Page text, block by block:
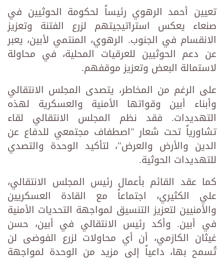
تعيين أحمد الرهوي رئيساً لحكومة الحوثيين في
صنعاء يعكس استراتيجيتهم لزرع الفتنة وتعزيز
الانقسام في الجنوب. الرهوي، المنتمي لأبين، يعبر
عن دعم الحوثيين للعرقيات المحلية، في محاولة
لاستمالة البعض وتعزيز موقفهم.
على الرغم من المخاطر، يتصدى المجلس الانتقالي
وأبناء أبين وقواتها الأمنية والعسكرية لهذه
التهديدات. فقد نظم المجلس الانتقالي لقاء
تشاورياً تحت شعار "اصطفاف مجتمعي للدفاع عن
الدين والأرض والعرض"، لتأكيد الوحدة والتصدي
للتهديدات الحوثية.
كما عقد القائم بأعمال رئيس المجلس الانتقالي،
علي الكثيري، اجتماعاً مع القادة العسكريين
والأمنيين لتعزيز التنسيق لمواجهة التحديات الأمنية
في أبين. وأكد رئيس الانتقالي في أبين، حسن
غيثان الكازمي، أن أي محاولات لزرع الفوضى لن
تُسمح بها، داعياً إلى مزيد من الوحدة لمواجهة